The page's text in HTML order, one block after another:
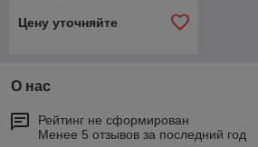
Цену уточняйте
О нас
Рейтинг не сформирован
Менее 5 отзывов за последний год